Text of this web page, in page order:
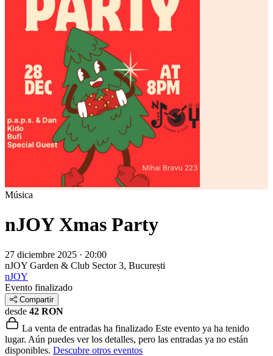
Música
nJOY Xmas Party
27 diciembre 2025 · 20:00
nJOY Garden & Club Sector 3, București
nJOY
Evento finalizado
Compartir
desde 42 RON
La venta de entradas ha finalizado Este evento ya ha tenido
lugar. Aún puedes ver los detalles, pero las entradas ya no están
disponibles. Descubre otros eventos